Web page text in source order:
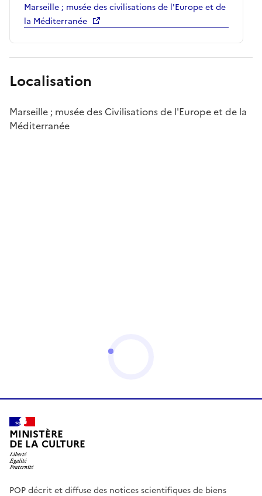
Marseille ; musée des civilisations de l'Europe et de
la Méditerranée
Localisation
Marseille ; musée des Civilisations de l'Europe et de la
Méditerranée
MINISTÈRE
DE LA CULTURE
POP décrit et diffuse des notices scientifiques de biens